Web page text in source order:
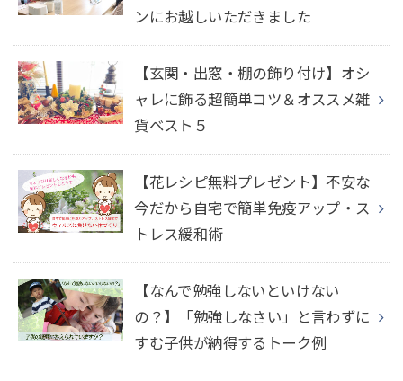
ンにお越しいただきました
【玄関・出窓・棚の飾り付け】オシ
ャレに飾る超簡単コツ＆オススメ雑
貨ベスト５
【花レシピ無料プレゼント】不安な
今だから自宅で簡単免疫アップ・ス
トレス緩和術
【なんで勉強しないといけない
の？】「勉強しなさい」と言わずに
すむ子供が納得するトーク例